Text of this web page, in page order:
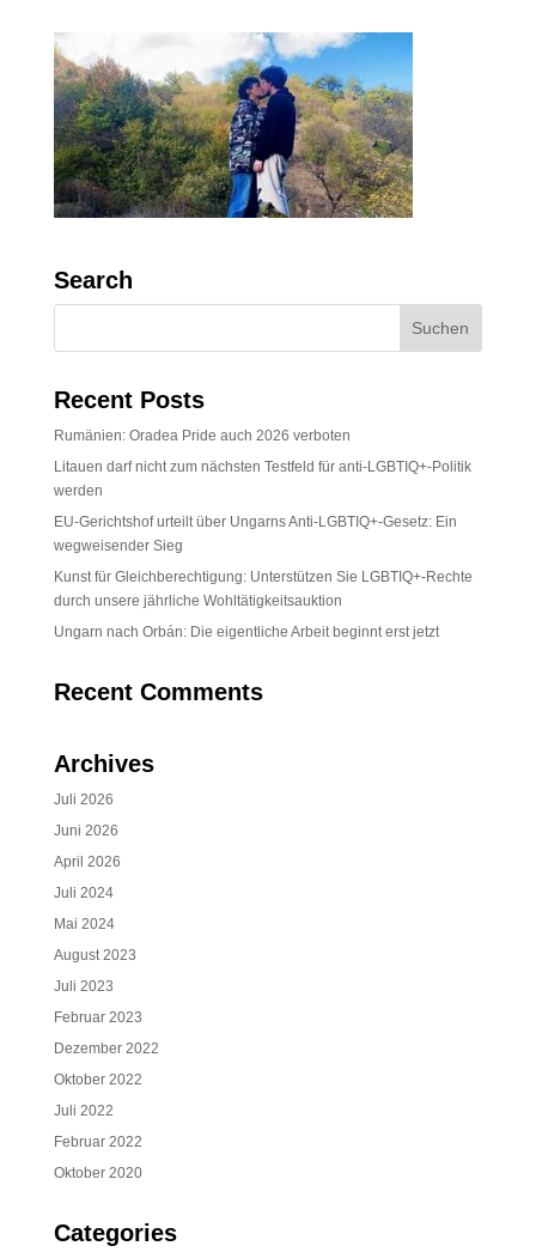
Search
Recent Posts
Rumänien: Oradea Pride auch 2026 verboten
Litauen darf nicht zum nächsten Testfeld für anti-LGBTIQ+-Politik
werden
EU-Gerichtshof urteilt über Ungarns Anti-LGBTIQ+-Gesetz: Ein
wegweisender Sieg
Kunst für Gleichberechtigung: Unterstützen Sie LGBTIQ+-Rechte
durch unsere jährliche Wohltätigkeitsauktion
Ungarn nach Orbán: Die eigentliche Arbeit beginnt erst jetzt
Recent Comments
Archives
Juli 2026
Juni 2026
April 2026
Juli 2024
Mai 2024
August 2023
Juli 2023
Februar 2023
Dezember 2022
Oktober 2022
Juli 2022
Februar 2022
Oktober 2020
Categories